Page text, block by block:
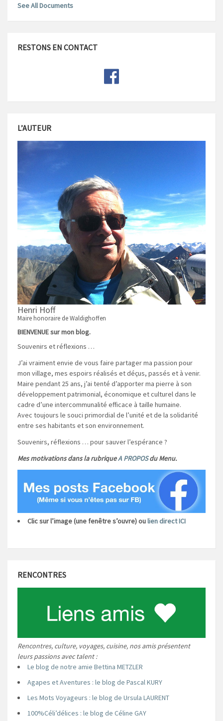
See All Documents
RESTONS EN CONTACT
L’AUTEUR
Henri Hoff
Maire honoraire de Waldighoffen
BIENVENUE sur mon blog.
Souvenirs et réflexions …
J’ai vraiment envie de vous faire partager ma passion pour
mon village, mes espoirs réalisés et déçus, passés et à venir.
Maire pendant 25 ans, j’ai tenté d’apporter ma pierre à son
développement patrimonial, économique et culturel dans le
cadre d’une intercommunalité efficace à taille humaine.
Avec toujours le souci primordial de l’unité et de la solidarité
entre ses habitants et son environnement.
Souvenirs, réflexions … pour sauver l’espérance ?
Mes motivations dans la rubriqueA PROPOSdu Menu.
Clic sur l’image (une fenêtre s’ouvre) oulien direct ICI
RENCONTRES
Rencontres, culture, voyages, cuisine, nos amis présentent
leurs passions avec talent :
Le blog de notre amie Bettina METZLER
Agapes et Aventures : le blog de Pascal KURY
Les Mots Voyageurs : le blog de Ursula LAURENT
100%Céli’délices : le blog de Céline GAY